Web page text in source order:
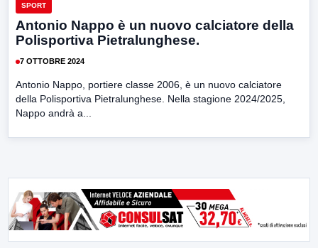
SPORT
Antonio Nappo è un nuovo calciatore della
Polisportiva Pietralunghese.
7 OTTOBRE 2024
Antonio Nappo, portiere classe 2006, è un nuovo calciatore
della Polisportiva Pietralunghese. Nella stagione 2024/2025,
Nappo andrà a...